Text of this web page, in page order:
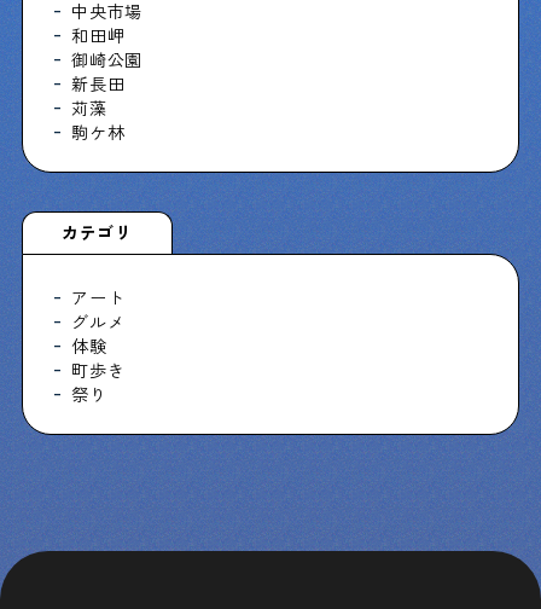
中央市場
和田岬
御崎公園
新長田
苅藻
駒ケ林
カテゴリ
アート
グルメ
体験
町歩き
祭り